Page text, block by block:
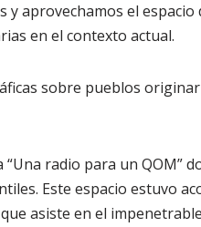
y aprovechamos el
en el contexto actual.
sobre pueblos
radio para un QOM”
Este espacio estuvo
asiste en el